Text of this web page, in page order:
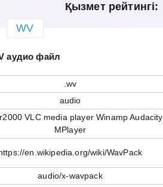
Қызмет рейтингі:
WV
аудио файл
.wv
audio
VLC media player Winamp Audacity
MPlayer
en.wikipedia.org/wiki/WavPack
audio/x-wavpack